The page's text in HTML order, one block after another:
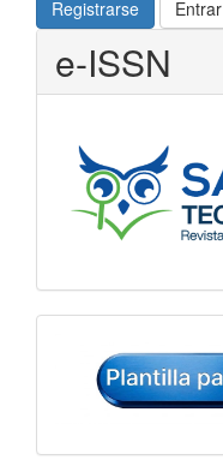
Registrarse Entrar
e-ISSN
Plantilla
para